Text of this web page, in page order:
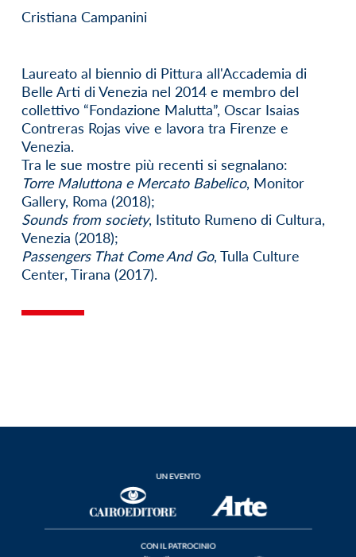
Laureato al biennio di Pittura all'Accademia di
Belle Arti di Venezia nel 2014 e membro del
collettivo “Fondazione Malutta”, Oscar Isaias
Contreras Rojas vive e lavora tra Firenze e
Venezia.
Tra le sue mostre più recenti si segnalano:
Torre Maluttona e Mercato Babelico, Monitor
Gallery, Roma (2018);
Sounds from society, Istituto Rumeno di Cultura,
Venezia (2018);
Passengers That Come And Go, Tulla Culture
Center, Tirana (2017).
Cristiana Campanini